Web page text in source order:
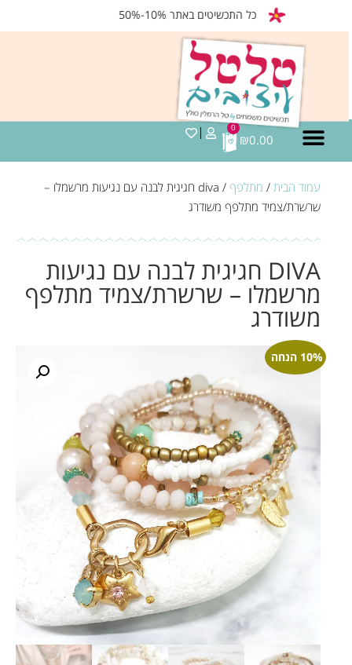
כל התכשיטים באתר 10%-50%
₪0.00
0
עמוד הבית/ מתלפף
/ diva חגיגית לבנה עם נגיעות מרשמלו –
שרשרת/צמיד מתלפף משודרג
DIVA חגיגית לבנה עם נגיעות
מרשמלו – שרשרת/צמיד מתלפף
משודרג
10% הנחה